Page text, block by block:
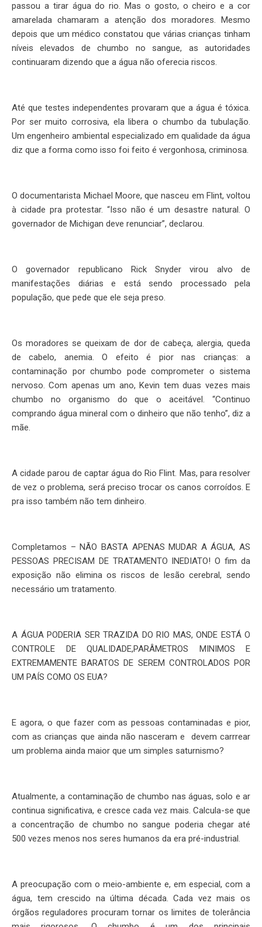
passou a tirar água do rio. Mas o gosto, o cheiro e a cor
amarelada chamaram a atenção dos moradores. Mesmo
depois que um médico constatou que várias crianças tinham
níveis elevados de chumbo no sangue, as autoridades
continuaram dizendo que a água não oferecia riscos.
Até que testes independentes provaram que a água é tóxica.
Por ser muito corrosiva, ela libera o chumbo da tubulação.
Um engenheiro ambiental especializado em qualidade da água
diz que a forma como isso foi feito é vergonhosa, criminosa.
O documentarista Michael Moore, que nasceu em Flint, voltou
à cidade pra protestar. “Isso não é um desastre natural. O
governador de Michigan deve renunciar”, declarou.
O governador republicano Rick Snyder virou alvo de
manifestações diárias e está sendo processado pela
população, que pede que ele seja preso.
Os moradores se queixam de dor de cabeça, alergia, queda
de cabelo, anemia. O efeito é pior nas crianças: a
contaminação por chumbo pode comprometer o sistema
nervoso. Com apenas um ano, Kevin tem duas vezes mais
chumbo no organismo do que o aceitável. “Continuo
comprando água mineral com o dinheiro que não tenho”, diz a
mãe.
A cidade parou de captar água do Rio Flint. Mas, para resolver
de vez o problema, será preciso trocar os canos corroídos. E
pra isso também não tem dinheiro.
Completamos – NÃO BASTA APENAS MUDAR A ÁGUA, AS
PESSOAS PRECISAM DE TRATAMENTO INEDIATO! O fim da
exposição não elimina os riscos de lesão cerebral, sendo
necessário um tratamento.
A ÁGUA PODERIA SER TRAZIDA DO RIO MAS, ONDE ESTÁ O
CONTROLE DE QUALIDADE,PARÂMETROS MINIMOS E
EXTREMAMENTE BARATOS DE SEREM CONTROLADOS POR
UM PAÍS COMO OS EUA?
E agora, o que fazer com as pessoas contaminadas e pior,
com as crianças que ainda não nasceram e devem carrrear
um problema ainda maior que um simples saturnismo?
Atualmente, a contaminação de chumbo nas águas, solo e ar
continua significativa, e cresce cada vez mais. Calcula-se que
a concentração de chumbo no sangue poderia chegar até
500 vezes menos nos seres humanos da era pré-industrial.
A preocupação com o meio-ambiente e, em especial, com a
água, tem crescido na última década. Cada vez mais os
órgãos reguladores procuram tornar os limites de tolerância